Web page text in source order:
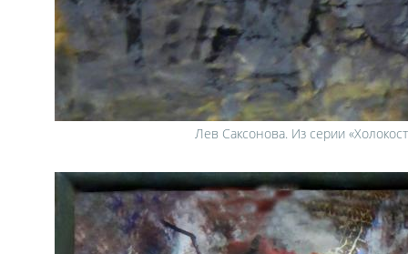
Лев Саксонова. Из серии